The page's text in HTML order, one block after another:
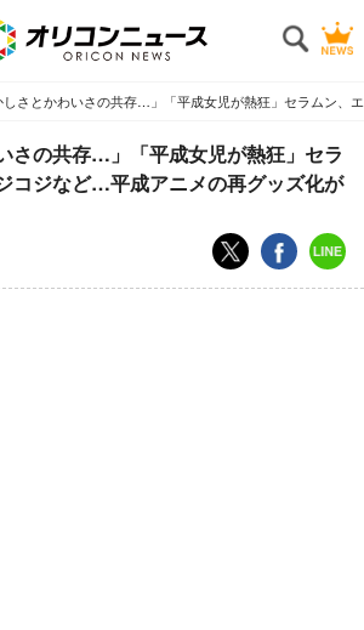
しさとかわいさの共存…」「平成女児が熱狂」セラムン
さの共存…」「平成女児が熱狂」セラ
コジなど…平成アニメの再グッズ化が